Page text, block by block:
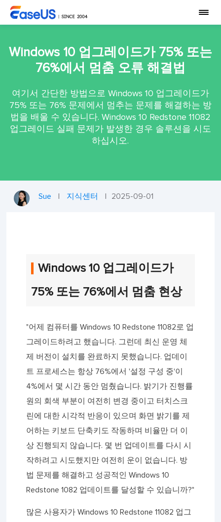
Windows 10 업그레이드가 75% 또는
76%에서 멈춤 오류 해결법
여기서 간단한 방법으로 Windows 10 업그레이드가
75% 또는 76% 문제에서 멈추는 문제를 해결하는 방
법을 배울 수 있습니다. Windows 10 Redstone 11082
업그레이드 실패 문제가 발생한 경우 솔루션을 시도
하십시오.
Sue 지식센터 2025-09-01
Windows 10 업그레이드가
75% 또는 76%에서 멈춤 현상
"어제 컴퓨터를 Windows 10 Redstone 11082로 업
그레이드하려고 했습니다. 그런데 최신 운영 체
제 버전이 설치를 완료하지 못했습니다. 업데이
트 프로세스는 항상 76%에서 '설정 구성 중'이
4%에서 몇 시간 동안 멈췄습니다. 밝기가 진행률
원의 회색 부분이 여전히 변경 중이고 터치스크
린에 대한 시각적 반응이 있으며 화면 밝기를 제
어하는 키보드 단축키도 작동하며 비율만 더 이
상 진행되지 않습니다. 몇 번 업데이트를 다시 시
작하려고 시도했지만 여전히 운이 없습니다. 방
법 문제를 해결하고 성공적인 Windows 10
Redstone 1082 업데이트를 달성할 수 있습니까?"
많은 사용자가 Windows 10 Redstone 11082 업그